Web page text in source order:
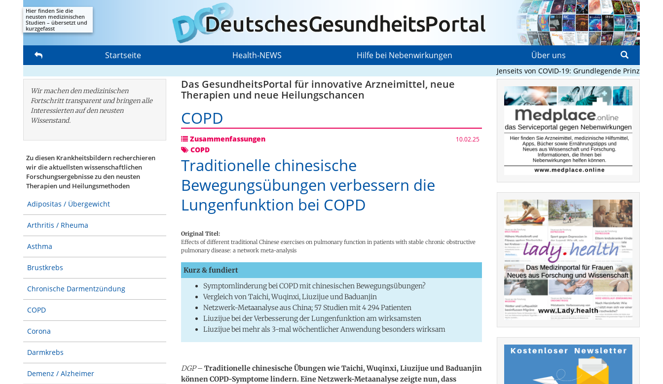
Hier finden Sie die
neusten medizinischen
Studien – übersetzt und
kurzgefasst
Startseite Health-NEWS Hilfe bei Nebenwirkungen Über uns
Jenseits von COVID-19: Grundlegende Prinzipien, die
Wir machen den medizinischen
Fortschritt transparent und bringen alle
Interessierten auf den neusten
Wissenstand.
Zu diesen Krankheitsbildern recherchieren
wir die aktuellsten wissenschaftlichen
Forschungs­ergebnisse zu den neusten
Therapien und Heilungsmethoden
Adipositas / Übergewicht
Arthritis / Rheuma
Asthma
Brustkrebs
Chronische Darmentzündung
COPD
Corona
Darmkrebs
Demenz / Alzheimer
Das GesundheitsPortal für innovative Arzneimittel, neue
Therapien und neue Heilungschancen
COPD
Zusammenfassungen 10.02.25
COPD
Traditionelle chinesische
Bewegungsübungen verbessern die
Lungenfunktion bei COPD
Original Titel:
Effects of different traditional Chinese exercises on pulmonary function in patients with stable chronic obstructive
pulmonary disease: a network meta-analysis
Kurz & fundiert
Symptomlinderung bei COPD mit chinesischen Bewegungsübungen?
Vergleich von Taichi, Wuqinxi, Liuzijue und Baduanjin
Netzwerk-Metaanalyse aus China; 57 Studien mit 4 294 Patienten
Liuzijue bei der Verbesserung der Lungenfunktion am wirksamsten
Liuzijue bei mehr als 3-mal wöchentlicher Anwendung besonders wirksam
DGP– Traditionelle chinesische Übungen wie Taichi, Wuqinxi, Liuzijue und Baduanjin
können COPD-Symptome lindern. Eine Netzwerk-Metaanalyse zeigte nun, dass